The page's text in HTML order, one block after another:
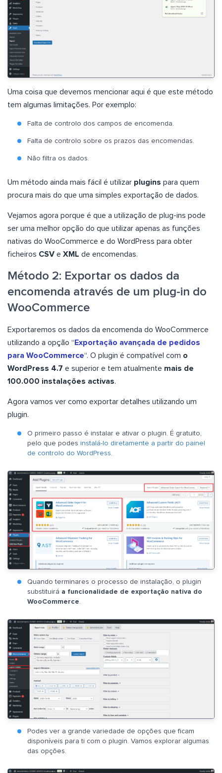
Uma coisa que devemos mencionar aqui é que este método
tem algumas limitações. Por exemplo:
Falta de controlo dos campos de encomenda.
Falta de controlo sobre os prazos das encomendas.
Não filtra os dados.
Um método ainda mais fácil é utilizar plugins para quem
procura mais do que uma simples exportação de dados.
Vejamos agora porque é que a utilização de plug-ins pode
ser uma melhor opção do que utilizar apenas as funções
nativas do WooCommerce e do WordPress para obter
ficheiros CSV e XML de encomendas.
Método 2: Exportar os dados da
encomenda através de um plug-in do
WooCommerce
Exportaremos os dados da encomenda do WooCommerce
utilizando a opção “ Exportação avançada de pedidos
para WooCommerce“. O plugin é compatível com o
WordPress 4.7 e superior e tem atualmente mais de
100.000 instalações activas.
Agora vamos ver como exportar detalhes utilizando um
plugin.
O primeiro passo é instalar e ativar o plugin. É gratuito,
pelo que podes instalá-lo diretamente a partir do painel
de controlo do WordPress.
Quando terminares o processo de instalação, o plugin
substituirá a funcionalidade de exportação nativa do
WooCommerce.
Podes ver a grande variedade de opções que ficam
disponíveis para ti com o plugin. Vamos explorar algumas
das opções.